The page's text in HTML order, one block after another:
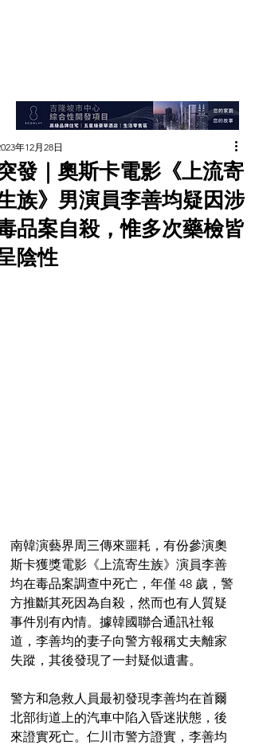
發｜奧斯卡電影《上流寄
族》男演員李善均疑因涉
品案自殺，惟多次藥檢皆
陰性
年12月28日
南韓演藝界周三傳來噩耗，有份參演奧
斯卡獲獎電影《上流寄生族》演員李善
均在毒品案調查中死亡，年僅 48 歲，警
方推斷其死因為自殺，然而也有人質疑
事件別有內情。據韓國聯合通訊社報
道，李善均的妻子向警方報稱丈夫離家
失蹤，其後發現了一封疑似遺書。
警方和急救人員最初發現李善均在首爾
北部街道上的汽車中陷入昏迷狀態，後
來證實死亡。仁川市警方證實，李善均